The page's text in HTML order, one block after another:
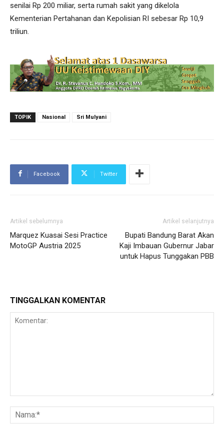
senilai Rp 200 miliar, serta rumah sakit yang dikelola
Kementerian Pertahanan dan Kepolisian RI sebesar Rp 10,9
triliun.
TOPIK Nasional Sri Mulyani
Facebook Twitter
Artikel sebelumnya
Marquez Kuasai Sesi Practice
MotoGP Austria 2025
Artikel selanjutnya
Bupati Bandung Barat Akan
Kaji Imbauan Gubernur Jabar
untuk Hapus Tunggakan PBB
TINGGALKAN KOMENTAR